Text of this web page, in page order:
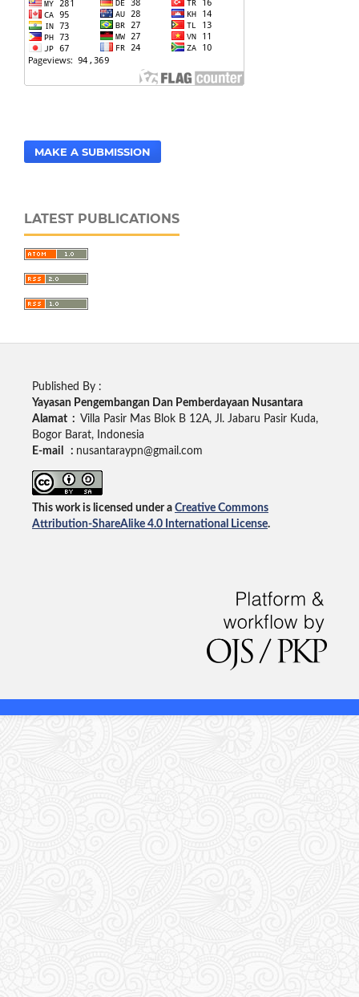
MAKE A SUBMISSION
LATEST PUBLICATIONS
Published By :
Yayasan Pengembangan Dan Pemberdayaan Nusantara
Alamat : Villa Pasir Mas Blok B 12A, Jl. Jabaru Pasir Kuda,
Bogor Barat, Indonesia
E-mail : nusantaraypn@gmail.com
This work is licensed under a Creative Commons
Attribution-ShareAlike 4.0 International License.